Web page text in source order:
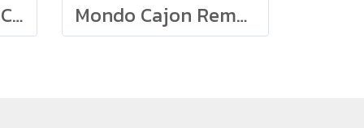
CBA2 Schlagwerk Construction kit คาฮองประกอบเอง Mondo Cajon Remo รุ่น CJ-6129-00